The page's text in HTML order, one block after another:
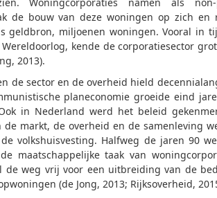
de bouw van deze woningen op zich en
geldbron, miljoenen woningen. Vooral in
kende de corporatiesector
2013).
de sector en de overheid hield
planeconomie groeide eind
in Nederland werd het beleid
de markt, de overheid en de samenleving
volkshuisvesting. Halfweg de jaren 90
maatschappelijke taak van
de weg vrij voor een uitbreiding van de
(de Jong, 2013; Rijksoverheid,